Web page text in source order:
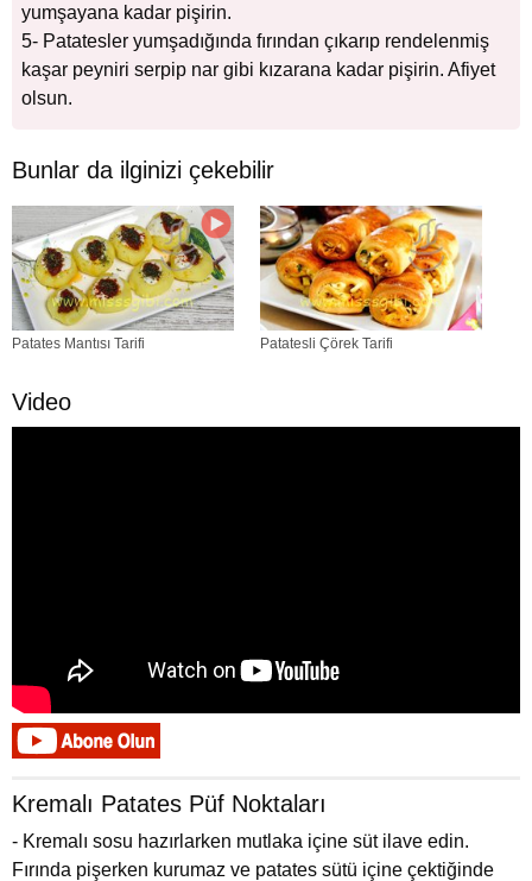
yumşayana kadar pişirin.
5- Patatesler yumşadığında fırından çıkarıp rendelenmiş
kaşar peyniri serpip nar gibi kızarana kadar pişirin. Afiyet
olsun.
Bunlar da ilginizi çekebilir
Patates Mantısı Tarifi Patatesli Çörek Tarifi
Video
Kremalı Patates Püf Noktaları
- Kremalı sosu hazırlarken mutlaka içine süt ilave edin.
Fırında pişerken kurumaz ve patates sütü içine çektiğinde